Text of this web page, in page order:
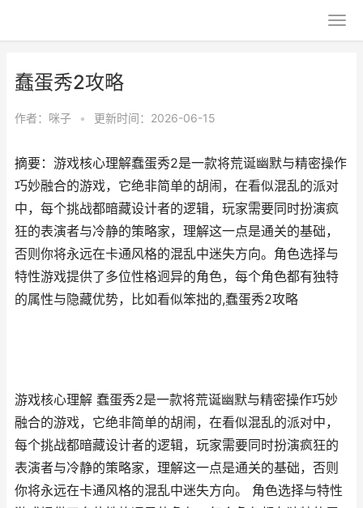
蠢蛋秀2攻略
作者： 咪子 • 更新时间：2026-06-15
摘要：游戏核心理解蠢蛋秀2是一款将荒诞幽默与精密操作
巧妙融合的游戏，它绝非简单的胡闹，在看似混乱的派对
中，每个挑战都暗藏设计者的逻辑，玩家需要同时扮演疯
狂的表演者与冷静的策略家，理解这一点是通关的基础，
否则你将永远在卡通风格的混乱中迷失方向。角色选择与
特性游戏提供了多位性格迥异的角色，每个角色都有独特
的属性与隐藏优势，比如看似笨拙的,蠢蛋秀2攻略
游戏核心理解 蠢蛋秀2是一款将荒诞幽默与精密操作巧妙
融合的游戏，它绝非简单的胡闹，在看似混乱的派对中，
每个挑战都暗藏设计者的逻辑，玩家需要同时扮演疯狂的
表演者与冷静的策略家，理解这一点是通关的基础，否则
你将永远在卡通风格的混乱中迷失方向。 角色选择与特性